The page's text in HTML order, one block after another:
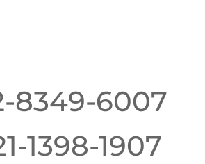
8349-6007
1398-1907